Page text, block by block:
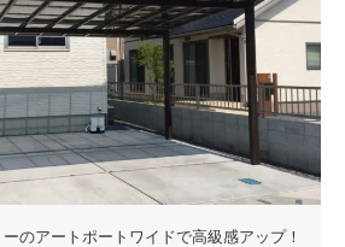
のアートポートワイドで高級感アップ！